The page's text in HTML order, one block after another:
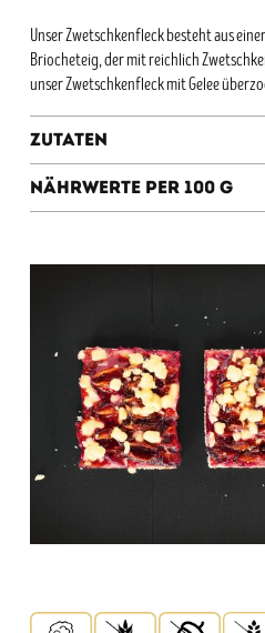
NEWS
Unser Zwetschkenfleck besteht aus
Briocheteig, der mit reichlich
unser Zwetschkenfleck mit Gelee
Zutaten
Nährwerte per 100 g